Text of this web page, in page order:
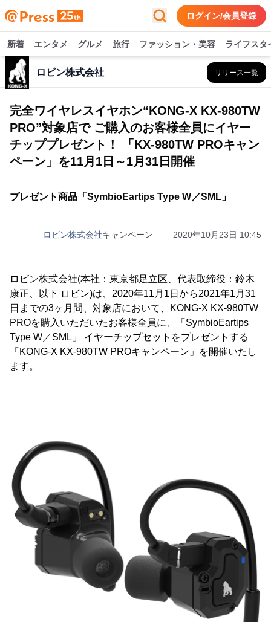
ログイン/会員登録
新着 エンタメ グルメ 旅行 ファッション・美容 ライフスタ
ロビン株式会社 リリース一覧
完全ワイヤレスイヤホン“KONG-X KX-980TW
PRO”対象店で ご購入のお客様全員にイヤー
チッププレゼント！ 「KX-980TW PROキャン
ペーン」を11月1日～1月31日開催
プレゼント商品「SymbioEartips Type W／SML」
ロビン株式会社キャンペーン 2020年10月23日 10:45
ロビン株式会社(本社：東京都足立区、代表取締役：鈴木
康正、以下 ロビン)は、2020年11月1日から2021年1月31
日までの3ヶ月間、対象店において、KONG-X KX-980TW
PROを購入いただいたお客様全員に、「SymbioEartips
Type W／SML」 イヤーチップセットをプレゼントする
「KONG-X KX-980TW PROキャンペーン」を開催いたし
ます。